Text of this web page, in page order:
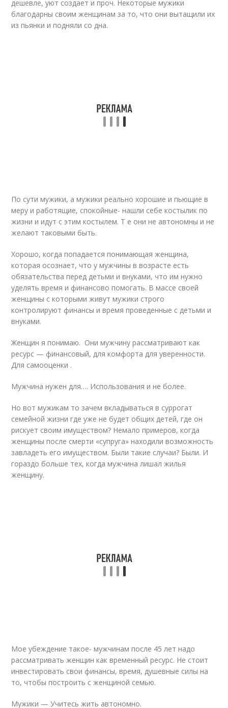
дешевле, уют создает и проч. Некоторые мужики
благодарны своим женщинам за то, что они вытащили их
из пьянки и подняли со дна.
По сути мужики, а мужики реально хорошие и пьющие в
меру и работящие, спокойные- нашли себе костылик по
жизни и идут с этим костылем. Т е они не автономны и не
желают таковыми быть.
Хорошо, когда попадается понимающая женщина,
которая осознает, что у мужчины в возрасте есть
обязательства перед детьми и внуками, что им нужно
уделять время и финансово помогать. В массе своей
женщины с которыми живут мужики строго
контролируют финансы и время проведенные с детьми и
внуками.
Женщин я понимаю. Они мужчину рассматривают как
ресурс — финансовый, для комфорта для уверенности.
Для самооценки .
Мужчина нужен для…. Использования и не более.
Но вот мужикам то зачем вкладываться в суррогат
семейной жизни где уже не будет общих детей, где он
рискует своим имуществом? Немало примеров, когда
женщины после смерти «супруга» находили возможность
завладеть его имуществом. Были такие случаи? Были. И
гораздо больше тех, когда мужчина лишал жилья
женщину.
Мое убеждение такое- мужчинам после 45 лет надо
рассматривать женщин как временный ресурс. Не стоит
инвестировать свои финансы, время, душевные силы на
то, чтобы построить с женщиной семью.
Мужики — Учитесь жить автономно.